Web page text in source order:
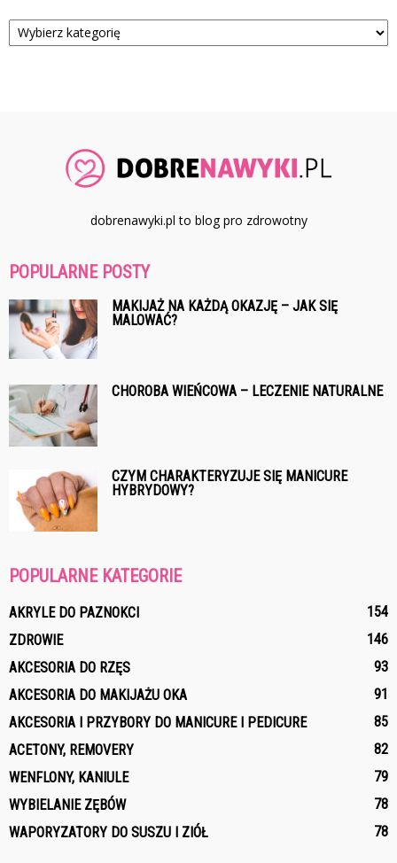
Kategorie
dobrenawyki.pl to blog pro zdrowotny
POPULARNE POSTY
MAKIJAŻ NA KAŻDĄ OKAZJĘ – JAK SIĘ
MALOWAĆ?
CHOROBA WIEŃCOWA – LECZENIE NATURALNE
CZYM CHARAKTERYZUJE SIĘ MANICURE
HYBRYDOWY?
POPULARNE KATEGORIE
AKRYLE DO PAZNOKCI
154
ZDROWIE
146
AKCESORIA DO RZĘS
93
AKCESORIA DO MAKIJAŻU OKA
91
AKCESORIA I PRZYBORY DO MANICURE I PEDICURE
85
ACETONY, REMOVERY
82
WENFLONY, KANIULE
79
WYBIELANIE ZĘBÓW
78
WAPORYZATORY DO SUSZU I ZIÓŁ
78